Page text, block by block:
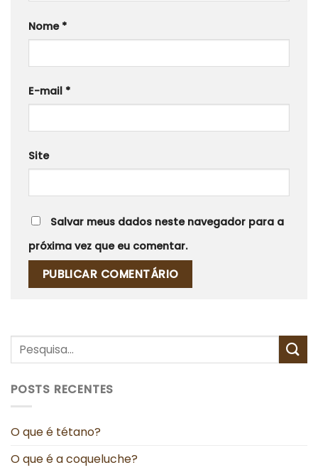
Nome *
E-mail *
Site
Salvar meus dados neste navegador para a
próxima vez que eu comentar.
POSTS RECENTES
O que é tétano?
O que é a coqueluche?